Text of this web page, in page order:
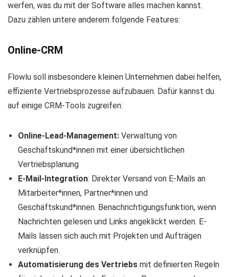
werfen, was du mit der Software alles machen kannst.
Dazu zählen untere anderem folgende Features:
Online-CRM
Flowlu soll insbesondere kleinen Unternehmen dabei helfen,
effiziente Vertriebsprozesse aufzubauen. Dafür kannst du
auf einige CRM-Tools zugreifen:
Online-Lead-Management: Verwaltung von
Geschäftskund*innen mit einer übersichtlichen
Vertriebsplanung
E-Mail-Integration: Direkter Versand von E-Mails an
Mitarbeiter*innen, Partner*innen und
Geschäftskund*innen. Benachrichtigungsfunktion, wenn
Nachrichten gelesen und Links angeklickt werden. E-
Mails lassen sich auch mit Projekten und Aufträgen
verknüpfen.
Automatisierung des Vertriebs mit definierten Regeln